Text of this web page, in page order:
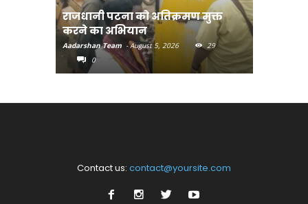
राजधानी पटना को अतिक्रमण मुक्त
करने का अभियान
Aadarshan Team - August 5, 2026
29
0
Contact us: contact@yoursite.com